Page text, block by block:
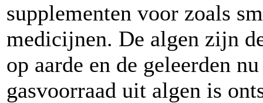
supplementen voor zoals
medicijnen. De algen zijn
op aarde en de geleerden
gasvoorraad uit algen is